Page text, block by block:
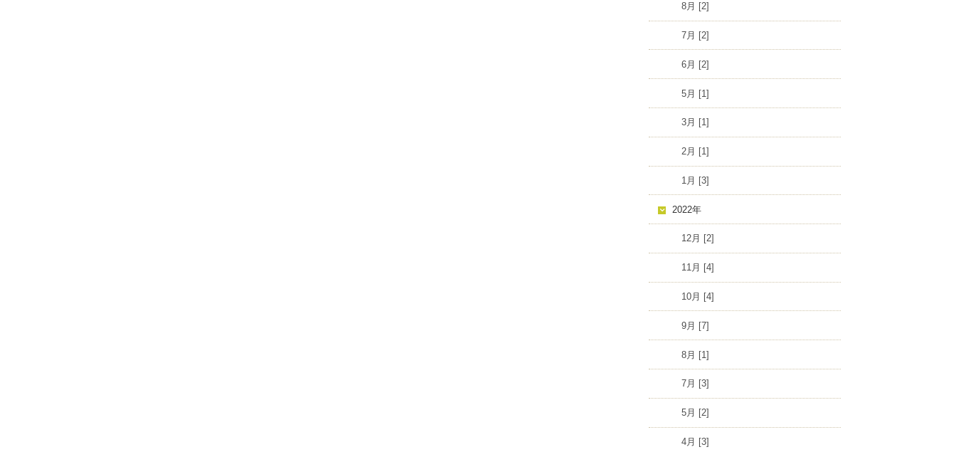
8月 [2]
7月 [2]
6月 [2]
5月 [1]
3月 [1]
2月 [1]
1月 [3]
2022年
12月 [2]
11月 [4]
10月 [4]
9月 [7]
8月 [1]
7月 [3]
5月 [2]
4月 [3]